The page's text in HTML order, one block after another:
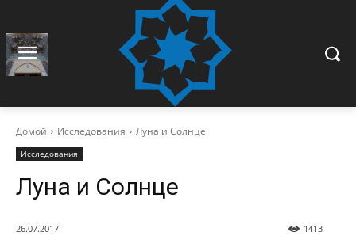
Домой Исследования Луна и Солнце
Исследования
Луна и Солнце
26.07.2017 1413